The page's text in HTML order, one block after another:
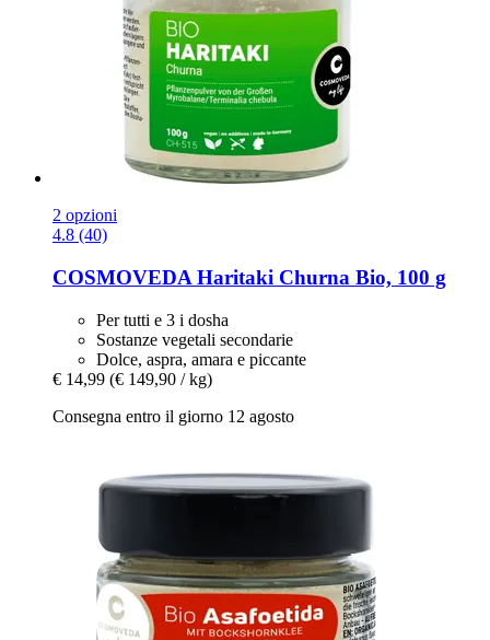
2 opzioni
4.8 (40)
COSMOVEDA Haritaki Churna Bio, 100 g
Per tutti e 3 i dosha
Sostanze vegetali secondarie
Dolce, aspra, amara e piccante
€ 14,99 (€ 149,90 / kg)
Consegna entro il giorno 12 agosto